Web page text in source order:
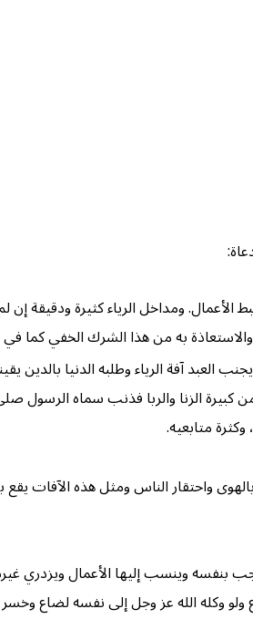
ومداخل الرياء كثيرة ودقيقة إن
به من هذا الشرك الخفي كما
العبد آفة الرياء وطلبه الدنيا بالدين
الزنا والربا فذنب سماه الرسول
متابعيه.
واحتقار الناس ومثل هذه الآفات
بنفسه وينسب إليها الأعمال ويزدري
ولو وكله الله عز وجل إلى نفسه لضاع